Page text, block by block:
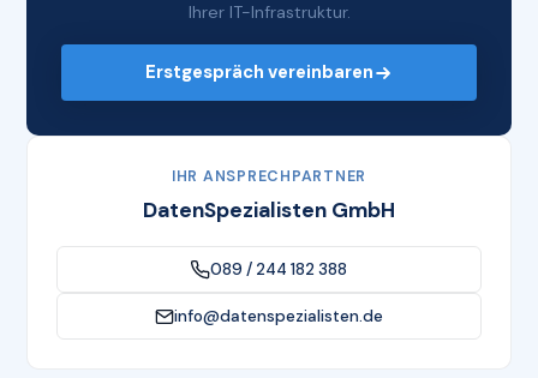
Ihrer IT-Infrastruktur.
Erstgespräch vereinbaren
IHR ANSPRECHPARTNER
DatenSpezialisten GmbH
089 / 244 182 388
info@datenspezialisten.de